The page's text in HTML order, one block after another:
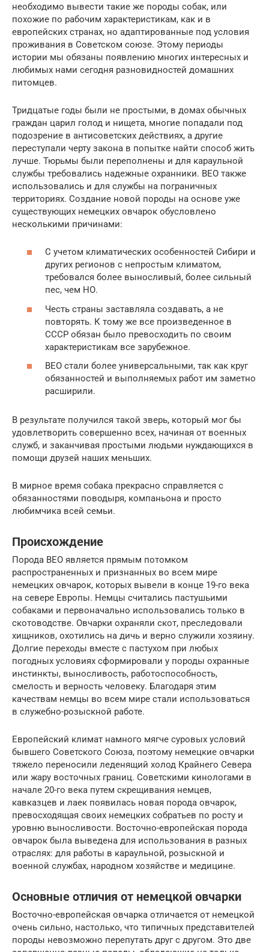
необходимо вывести такие же породы собак, или
похожие по рабочим характеристикам, как и в
европейских странах, но адаптированные под условия
проживания в Советском союзе. Этому периоды
истории мы обязаны появлению многих интересных и
любимых нами сегодня разновидностей домашних
питомцев.
Тридцатые годы были не простыми, в домах обычных
граждан царил голод и нищета, многие попадали под
подозрение в антисоветских действиях, а другие
переступали черту закона в попытке найти способ жить
лучше. Тюрьмы были переполнены и для караульной
службы требовались надежные охранники. ВЕО также
использовались и для службы на пограничных
территориях. Создание новой породы на основе уже
существующих немецких овчарок обусловлено
несколькими причинами:
С учетом климатических особенностей Сибири и
других регионов с непростым климатом,
требовался более выносливый, более сильный
пес, чем НО.
Честь страны заставляла создавать, а не
повторять. К тому же все произведенное в
СССР обязан было превосходить по своим
характеристикам все зарубежное.
ВЕО стали более универсальными, так как круг
обязанностей и выполняемых работ им заметно
расширили.
В результате получился такой зверь, который мог бы
удовлетворить совершенно всех, начиная от военных
служб, и заканчивая простыми людьми нуждающихся в
помощи друзей наших меньших.
В мирное время собака прекрасно справляется с
обязанностями поводыря, компаньона и просто
любимчика всей семьи.
Происхождение
Порода ВЕО является прямым потомком
распространенных и признанных во всем мире
немецких овчарок, которых вывели в конце 19-го века
на севере Европы. Немцы считались пастушьими
собаками и первоначально использовались только в
скотоводстве. Овчарки охраняли скот, преследовали
хищников, охотились на дичь и верно служили хозяину.
Долгие переходы вместе с пастухом при любых
погодных условиях сформировали у породы охранные
инстинкты, выносливость, работоспособность,
смелость и верность человеку. Благодаря этим
качествам немцы во всем мире стали использоваться
в служебно-розыскной работе.
Европейский климат намного мягче суровых условий
бывшего Советского Союза, поэтому немецкие овчарки
тяжело переносили леденящий холод Крайнего Севера
или жару восточных границ. Советскими кинологами в
начале 20-го века путем скрещивания немцев,
кавказцев и лаек появилась новая порода овчарок,
превосходящая своих немецких собратьев по росту и
уровню выносливости. Восточно-европейская порода
овчарок была выведена для использования в разных
отраслях: для работы в караульной, розыскной и
военной службах, народном хозяйстве и медицине.
Основные отличия от немецкой овчарки
Восточно-европейская овчарка отличается от немецкой
очень сильно, настолько, что типичных представителей
породы невозможно перепутать друг с другом. Это две